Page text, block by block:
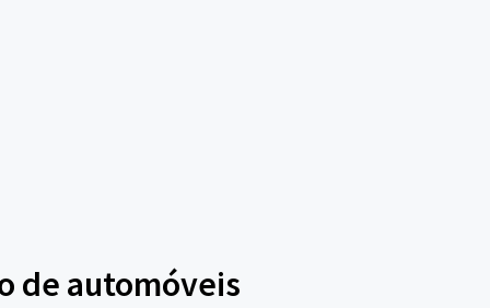
de automóveis